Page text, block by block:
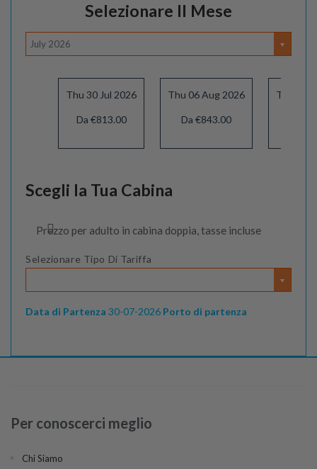
Selezionare Il Mese
July 2026
Thu 30 Jul 2026
Da €813.00
Thu 06 Aug 2026
Da €843.00
Thu 13
Scegli la Tua Cabina
Prezzo per adulto in cabina doppia, tasse incluse
Selezionare Tipo Di Tariffa
Data di Partenza 30-07-2026 Porto di partenza
Per conoscerci meglio
Chi Siamo